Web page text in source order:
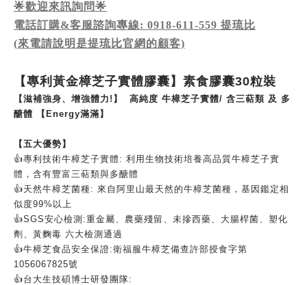
🌟歡迎來訊詢問🌟
電話訂購&客服諮詢專線: 0918-611-559 提琉比
(來電請說明是提琉比官網的顧客)
【專利黃金樟芝子實體膠囊】素食膠囊30粒裝
【滋補強身、增強體力!】 高純度 牛樟芝子實體/ 含三萜類 及 多
醣體 【Energy滿滿】
【五大優勢】
👍專利技術牛樟芝子實體 : 利用生物技術培養高品質牛樟芝子實
體，含有豐富三萜類與多醣體
👍天然牛樟芝菌種: 來自阿里山最天然的牛樟芝菌種，基因鑑定相
似度99% 以上
👍SGS安心檢測 :重金屬、農藥殘留、未摻西藥、大腸桿菌、塑化
劑、黃麴毒 六大檢測通過
👍牛樟芝食品安全保證:衛福服牛樟芝備查許部授食字第
1056067825號
👍台大生技碩博士研發團隊: